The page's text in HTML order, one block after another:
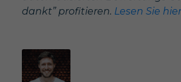
dankt” profitieren. Lesen Sie